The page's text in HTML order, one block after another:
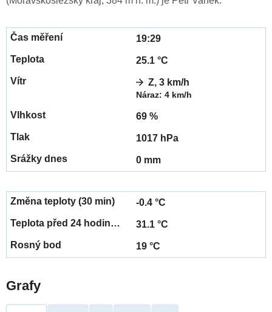
19:29
25.1 °C
Z, 3 km/h
Náraz: 4 km/h
69 %
1017 hPa
0 mm
-0.4 °C
31.1 °C
19 °C
Grafy